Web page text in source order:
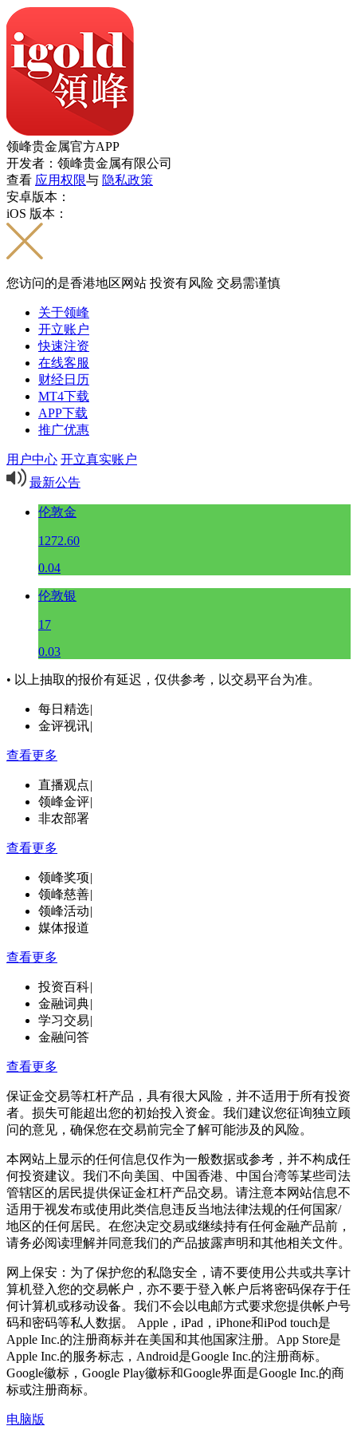
领峰贵金属官方APP
开发者：领峰贵金属有限公司
查看 应用权限与 隐私政策
安卓版本：
iOS 版本：
您访问的是香港地区网站 投资有风险 交易需谨慎
关于领峰
开立账户
快速注资
在线客服
财经日历
MT4下载
APP下载
推广优惠
用户中心 开立真实账户
最新公告
伦敦金
1272.60
0.04
伦敦银
17
0.03
• 以上抽取的报价有延迟，仅供参考，以交易平台为准。
每日精选|
金评视讯|
查看更多
直播观点|
领峰金评|
非农部署
查看更多
领峰奖项|
领峰慈善|
领峰活动|
媒体报道
查看更多
投资百科|
金融词典|
学习交易|
金融问答
查看更多
保证金交易等杠杆产品，具有很大风险，并不适用于所有投资
者。损失可能超出您的初始投入资金。我们建议您征询独立顾
问的意见，确保您在交易前完全了解可能涉及的风险。
本网站上显示的任何信息仅作为一般数据或参考，并不构成任
何投资建议。我们不向美国、中国香港、中国台湾等某些司法
管辖区的居民提供保证金杠杆产品交易。请注意本网站信息不
适用于视发布或使用此类信息违反当地法律法规的任何国家/
地区的任何居民。在您决定交易或继续持有任何金融产品前，
请务必阅读理解并同意我们的产品披露声明和其他相关文件。
网上保安：为了保护您的私隐安全，请不要使用公共或共享计
算机登入您的交易帐户，亦不要于登入帐户后将密码保存于任
何计算机或移动设备。我们不会以电邮方式要求您提供帐户号
码和密码等私人数据。 Apple，iPad，iPhone和iPod touch是
Apple Inc.的注册商标并在美国和其他国家注册。App Store是
Apple Inc.的服务标志，Android是Google Inc.的注册商标。
Google徽标，Google Play徽标和Google界面是Google Inc.的商
标或注册商标。
电脑版